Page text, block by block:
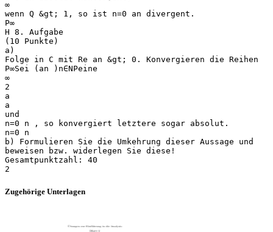
∞
wenn Q &gt; 1, so ist n=0 an divergent.
P∞
H 8. Aufgabe
(10 Punkte)
a)
Folge in C mit Re an &gt; 0. Konvergieren die Reihen
P∞Sei (an )n∈NPeine
∞
2
a
a
und
n=0 n , so konvergiert letztere sogar absolut.
n=0 n
b) Formulieren Sie die Umkehrung dieser Aussage und
beweisen bzw. widerlegen Sie diese!
Gesamtpunktzahl: 40
Zugehörige Unterlagen